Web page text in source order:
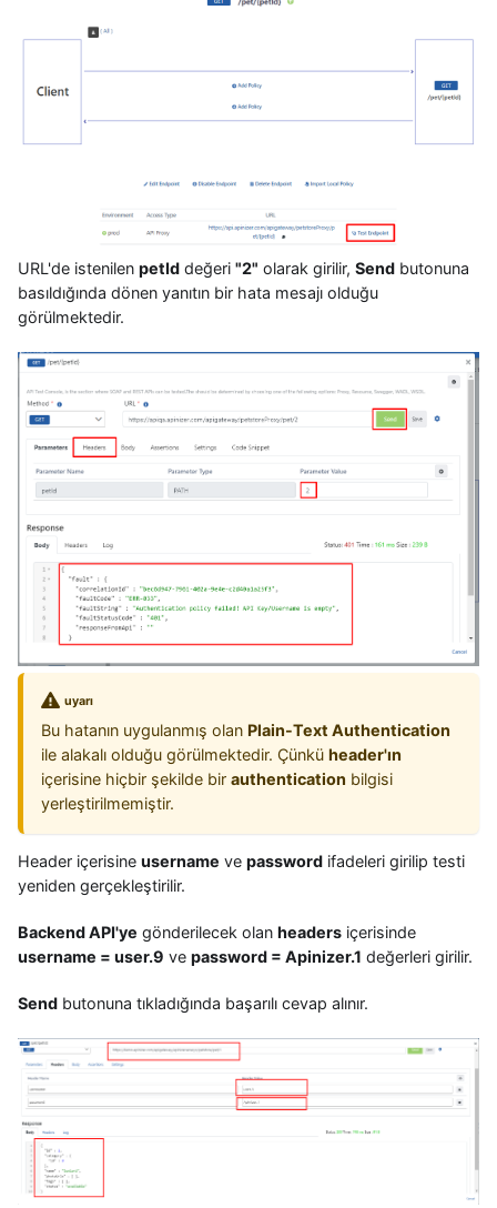
URL'de istenilen petId değeri "2" olarak girilir, Send butonuna
basıldığında dönen yanıtın bir hata mesajı olduğu
görülmektedir.
uyarı
Bu hatanın uygulanmış olan Plain-Text Authentication
ile alakalı olduğu görülmektedir. Çünkü header'ın
içerisine hiçbir şekilde bir authentication bilgisi
yerleştirilmemiştir.
Header içerisine username ve password ifadeleri girilip testi
yeniden gerçekleştirilir.
Backend API'ye gönderilecek olan headers içerisinde
username = user.9 ve password = Apinizer.1 değerleri girilir.
Send butonuna tıkladığında başarılı cevap alınır.